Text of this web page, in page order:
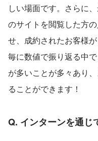
しい場面です。さらに
のサイトを閲覧した方
せ、成約されたお客様
毎に数値で振り返る中
が多いことが多々あり
ることができます！
Q. インターンを通じ